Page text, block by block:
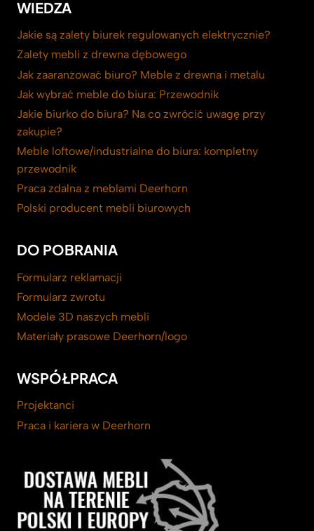
WIEDZA
Jakie są zalety biurek regulowanych elektrycznie?
Zalety mebli z drewna dębowego
Jak zaaranżować biuro? Meble z drewna i metalu
Jak wybrać meble do biura: Przewodnik
Jakie biurko do biura? Na co zwrócić uwagę przy
zakupie?
Meble loftowe/industrialne do biura: kompletny
przewodnik
Praca zdalna z meblami Deerhorn
Polski producent mebli biurowych
DO POBRANIA
Formularz reklamacji
Formularz zwrotu
Modele 3D naszych mebli
Materiały prasowe Deerhorn/logo
WSPÓŁPRACA
Projektanci
Praca i kariera w Deerhorn